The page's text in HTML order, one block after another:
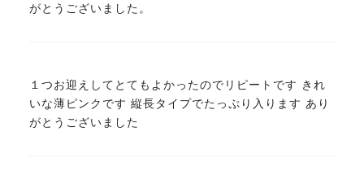
がとうございました。
１つお迎えしてとてもよかったのでリピートです きれ
いな薄ピンクです 縦長タイプでたっぷり入ります あり
がとうございました